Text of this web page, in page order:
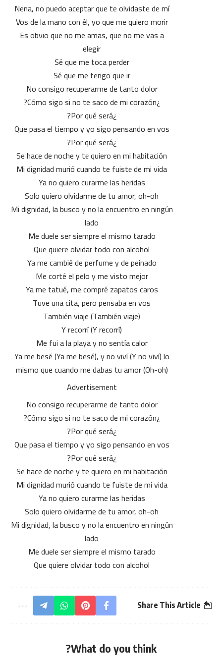
Nena, no puedo aceptar que te olvidaste de mí
Vos de la mano con él, yo que me quiero morir
Es obvio que no me amas, que no me vas a
elegir
Sé que me toca perder
Sé que me tengo que ir
No consigo recuperarme de tanto dolor
¿Cómo sigo si no te saco de mi corazón?
¿Por qué será?
Que pasa el tiempo y yo sigo pensando en vos
¿Por qué será?
Se hace de noche y tе quiero en mi habitación
Mi dignidad murió cuando te fuistе de mi vida
Ya no quiero curarme las heridas
Solo quiero olvidarme de tu amor, oh-oh
Mi dignidad, la busco y no la encuentro en ningún
lado
Me duele ser siempre el mismo tarado
Que quiere olvidar todo con alcohol
Ya me cambié de perfume y de peinado
Me corté el pelo y me visto mejor
Ya me tatué, me compré zapatos caros
Tuve una cita, pero pensaba en vos
También viaje (También viaje)
Y recorrí (Y recorrí)
Me fui a la playa y no sentía calor
Ya me besé (Ya me besé), y no viví (Y no viví) lo
mismo que cuando me dabas tu amor (Oh-oh)
Advertisement
No consigo recuperarme de tanto dolor
¿Cómo sigo si no te saco de mi corazón?
¿Por qué será?
Que pasa el tiempo y yo sigo pensando en vos
¿Por qué será?
Se hace de noche y te quiero en mi habitación
Mi dignidad murió cuando te fuiste de mi vida
Ya no quiero curarme las heridas
Solo quiero olvidarme de tu amor, oh-oh
Mi dignidad, la busco y no la encuentro en ningún
lado
Me duele ser siempre el mismo tarado
Que quiere olvidar todo con alcohol
Share This Article
What do you think?